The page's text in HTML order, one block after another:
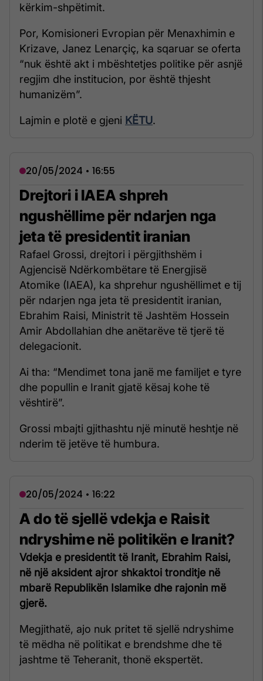
kërkim-shpëtimit.
Por, Komisioneri Evropian për Menaxhimin e
Krizave, Janez Lenarçiç, ka sqaruar se oferta
“nuk është akt i mbështetjes politike për asnjë
regjim dhe institucion, por është thjesht
humanizëm”.
Lajmin e plotë e gjeni KËTU.
20/05/2024 • 16:55
Drejtori i IAEA shpreh
ngushëllime për ndarjen nga
jeta të presidentit iranian
Rafael Grossi, drejtori i përgjithshëm i
Agjencisë Ndërkombëtare të Energjisë
Atomike (IAEA), ka shprehur ngushëllimet e tij
për ndarjen nga jeta të presidentit iranian,
Ebrahim Raisi, Ministrit të Jashtëm Hossein
Amir Abdollahian dhe anëtarëve të tjerë të
delegacionit.
Ai tha: “Mendimet tona janë me familjet e tyre
dhe popullin e Iranit gjatë kësaj kohe të
vështirë”.
Grossi mbajti gjithashtu një minutë heshtje në
nderim të jetëve të humbura.
20/05/2024 • 16:22
A do të sjellë vdekja e Raisit
ndryshime në politikën e Iranit?
Vdekja e presidentit të Iranit, Ebrahim Raisi,
në një aksident ajror shkaktoi tronditje në
mbarë Republikën Islamike dhe rajonin më
gjerë.
Megjithatë, ajo nuk pritet të sjellë ndryshime
të mëdha në politikat e brendshme dhe të
jashtme të Teheranit, thonë ekspertët.